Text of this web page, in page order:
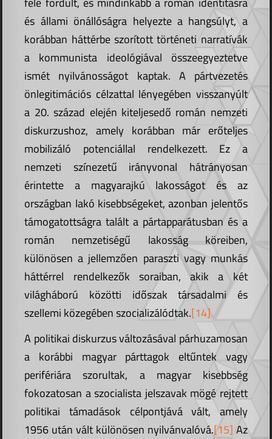
és állami önállóságra helyezte a hangsúlyt, a
korábban háttérbe szorított történeti narratívák
a kommunista ideológiával összeegyeztetve
ismét nyilvánosságot kaptak. A pártvezetés
önlegitimációs célzattal lényegében visszanyúlt
a 20. század elején kiteljesedő román nemzeti
diskurzushoz, amely korábban már erőteljes
mobilizáló potenciállal rendelkezett. Ez a
nemzeti színezetű irányvonal hátrányosan
érintette a magyarajkú lakosságot és az
országban lakó kisebbségeket, azonban jelentős
támogatottságra talált a pártapparátusban és a
román nemzetiségű lakosság köreiben,
különösen a jellemzően paraszti vagy munkás
háttérrel rendelkezők soraiban, akik a két
világháború közötti időszak társadalmi és
szellemi közegében szocializálódtak.[14]
A politikai diskurzus változásával párhuzamosan
a korábbi magyar párttagok eltűntek vagy
perifériára szorultak, a magyar kisebbség
fokozatosan a szocialista jelszavak mögé rejtett
politikai támadások célpontjává vált, amely
1956 után vált különösen nyilvánvalóvá.[15] Az